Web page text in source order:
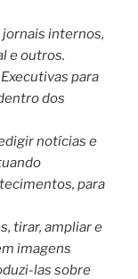
internos,
e outros.
para
dos
notícias e
para
tirar, ampliar e
imagens
las sobre